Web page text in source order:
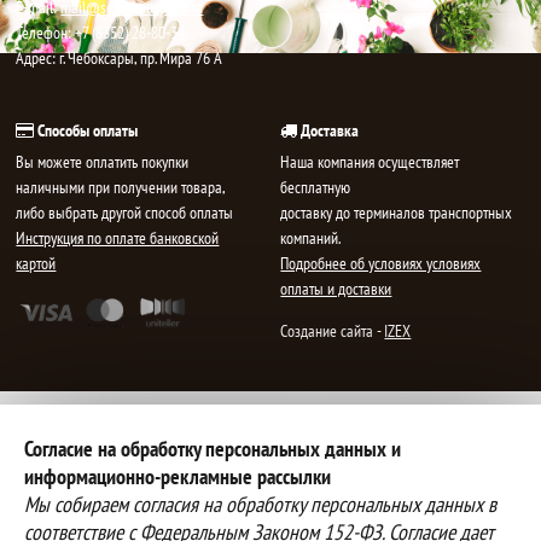
Согласие на обработку персональных данных и
информационно-рекламные рассылки
Мы собираем согласия на обработку персональных данных в
соответствие с Федеральным Законом 152-ФЗ. Согласие дает
E-mail:mail@semenauspeha.ru
Телефон: +7 (8352) 28-80-34
Адрес: г. Чебоксары, пр. Мира 76 А
Способы оплаты
Вы можете оплатить покупки
наличными при получении товара,
либо выбрать другой способ оплаты
Инструкция по оплате банковской
картой
Доставка
Наша компания осуществляет
бесплатную
доставку до терминалов транспортных
компаний.
Подробнее об условиях условиях
оплаты и доставки
Создание сайта -IZEX